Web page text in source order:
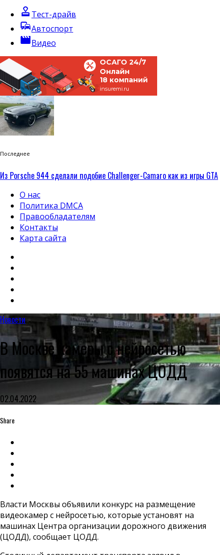
approval Тест-драйв
commuteАвтоспорт
movieВидео
ОСАГО 24/7
Онлайн
18 компаний
insuremi.ru
Последнее
Из Porsche 944 сделали подобие Challenger-Camaro как из игры GTA
О нас
Политика DMCA
Правообладателям
Контакты
Карта сайта
Новости
В Москве камеры с нейросетью
появятся на 55 машинах ЦОДД
02.04.2022
Share
Власти Москвы объявили конкурс на размещение
видеокамер с нейросетью, которые установят на
машинах Центра организации дорожного движения
(ЦОДД), сообщает ЦОДД.